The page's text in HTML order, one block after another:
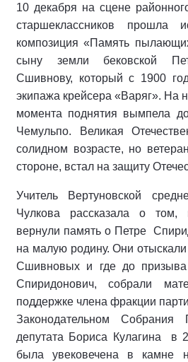
10 декабря на сцене
старшеклассников прошла
композиция «Память
сыну земли бековской
Сшивнову, который с 1900
экипажа крейсера «Варяг». На
момента поднятия вымпела
Чемульпо. Великая
солидном возрасте, но
стороне, встал на защиту
Учитель Вертуновской
Чулкова рассказала о том,
вернули память о Петре
на малую родину. Они
Сшивновых и где до
Спиридонович, собрали
поддержке члена фракции
Законодательном Собрания
депутата Бориса Кулагина в
была увековечена в камне